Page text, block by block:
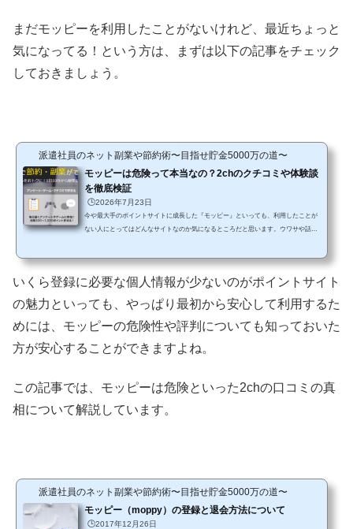
まだモッピーを利用したことがないけれど、最近ちょっと
気になってる！という方は、まずは以下の記事をチェック
しておきましょう。
派遣社員のネット副業や節約術〜目指せ貯金5000万の道〜
モッピーは危険って本当なの？2chのクチコミや体験談
を徹底検証
🕒️2026年7月23日
今や最大手のポイントサイトに成長した『モッピー』といっても、利用したことが
ない人にとってはどんなサイトなのか気になるところだと思います。ウワサや話題
には憂さ晴らしで利用する人が大半であるということを知っていないと、嘘の情報
に惑わされてしまうこともあるので注意が必要です...
いくら登録に必要な個人情報が少ないのがポイントサイト
の魅力といっても、やっぱり最初から安心して利用するた
めには、モッピーの危険性や評判についても知っておいた
方が安心することができますよね。
この記事では、モッピーは危険といった2chの口コミの真
相について解説しています。
派遣社員のネット副業や節約術〜目指せ貯金5000万の道〜
モッピー（moppy）の登録と退会方法について
🕒️2017年12月26日